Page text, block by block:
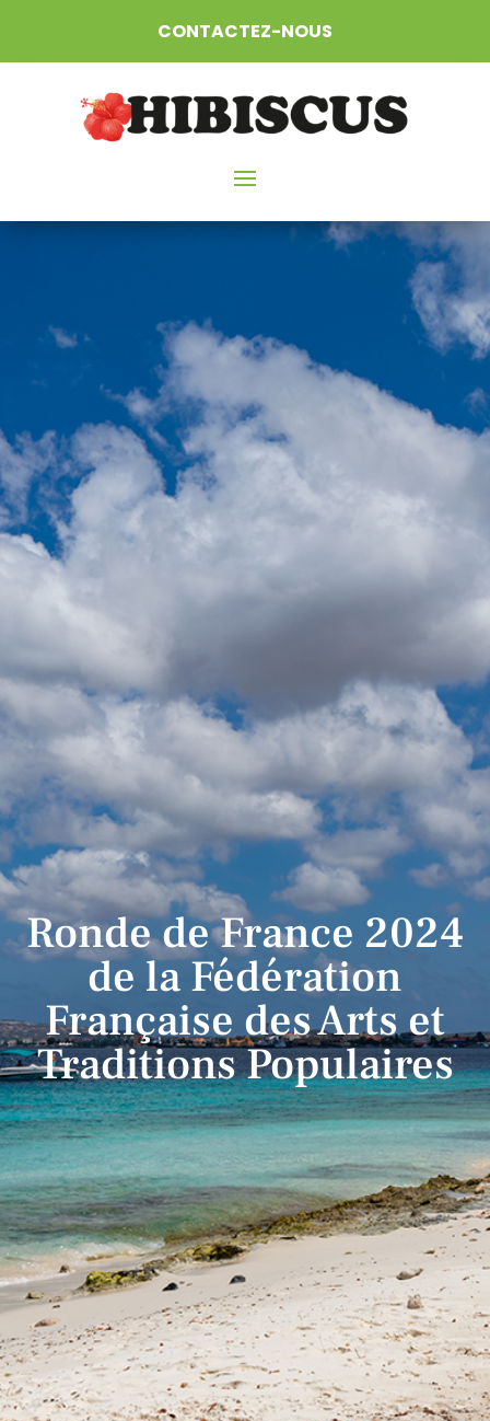
CONTACTEZ-NOUS
Ronde de France 2024
de la Fédération
Française des Arts et
Traditions Populaires